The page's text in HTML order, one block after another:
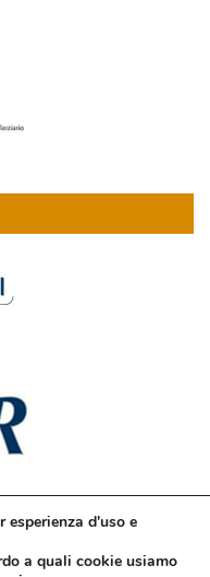
d'uso e
a quali cookie usiamo